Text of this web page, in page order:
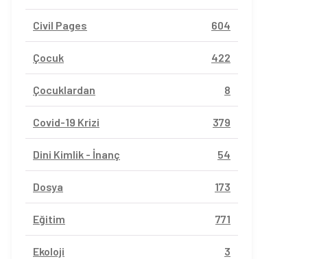
Civil Pages 604
Çocuk 422
Çocuklardan 8
Covid-19 Krizi 379
Dini Kimlik - İnanç 54
Dosya 173
Eğitim 771
Ekoloji 3